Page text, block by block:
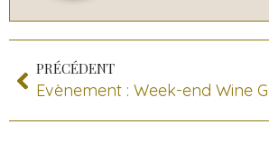
PRÉCÉDENT
Evènement : Week-end Wine